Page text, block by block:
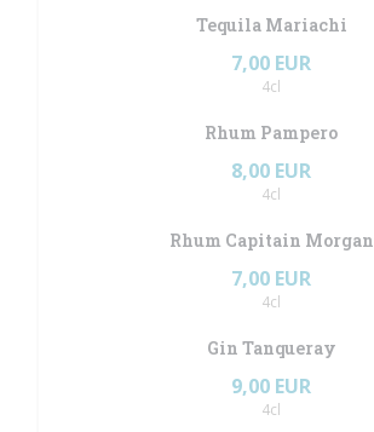
Tequila Mariachi
7,00 EUR
4cl
Rhum Pampero
8,00 EUR
4cl
Rhum Capitain Morgan
7,00 EUR
4cl
Gin Tanqueray
9,00 EUR
4cl